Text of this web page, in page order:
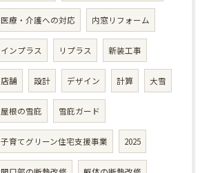
医療・介護への対応 内窓リフォーム
インプラス リプラス 新装工事
店舗 設計 デザイン 計算 大雪
屋根の雪庇 雪庇ガード
子育てグリーン住宅支援事業 2025